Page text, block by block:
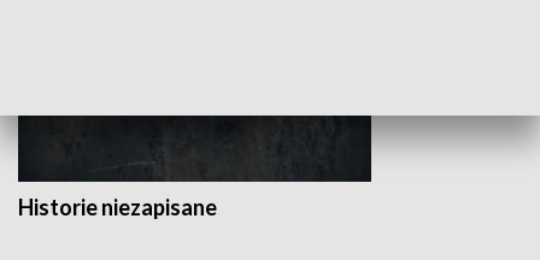
Historie niezapisane